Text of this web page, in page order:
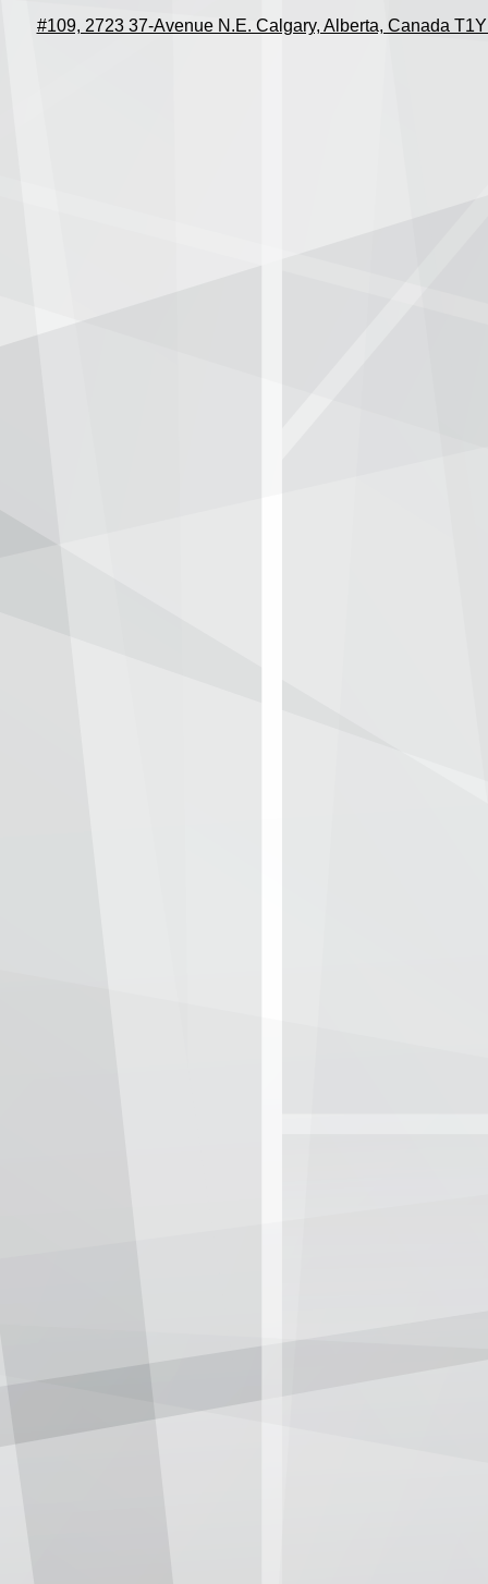
#109, 2723 37-Avenue N.E. Calgary, Alberta, Canada